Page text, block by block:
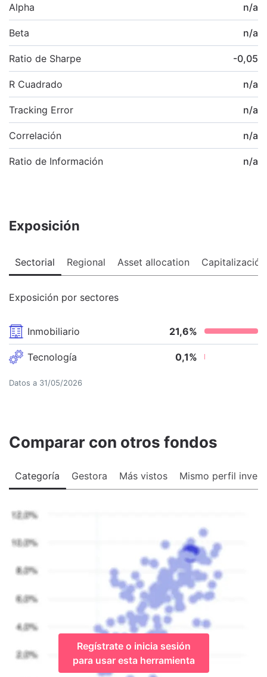
Alpha n/a
Beta n/a
Ratio de Sharpe -0,05
R Cuadrado n/a
Tracking Error n/a
Correlación n/a
Ratio de Información n/a
Exposición
Sectorial Regional Asset allocation Capitalización
Exposición por sectores
Inmobiliario 21,6%
Tecnología 0,1%
Datos a 31/05/2026
Comparar con otros fondos
Categoría Gestora Más vistos Mismo perfil
Regístrate o inicia sesión
para usar esta herramienta